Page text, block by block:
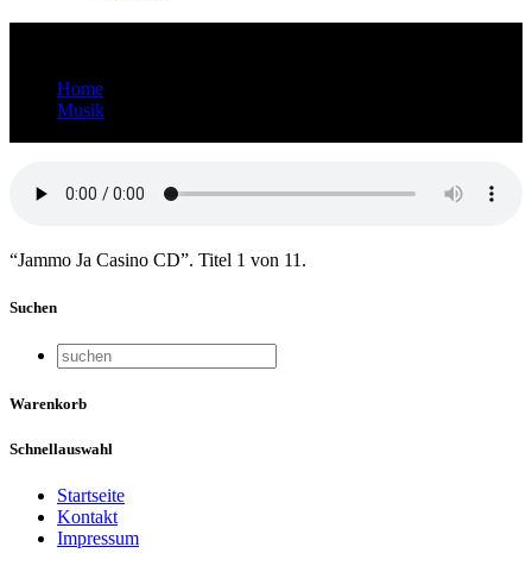
Home
Musik
“Jammo Ja Casino CD”. Titel 1 von 11.
Suchen
Warenkorb
Schnellauswahl
Startseite
Kontakt
Impressum